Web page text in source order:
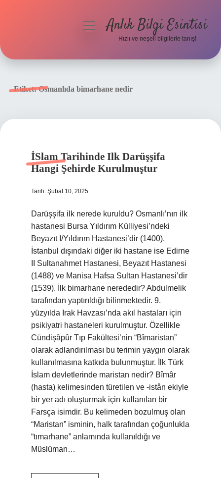
menüyüAnlık Bilgi Esintisi
Hızlı ve neşeli bilgilerle tanış!
Etiket:Osmanlıda bimarhane nedir
İSlam Tarihinde Ilk Darüşşifa
Hangi Şehirde Kurulmuştur
Tarih: Şubat 10, 2025
Darüşşifa ilk nerede kuruldu? Osmanlı’nın ilk
hastanesi Bursa Yıldırım Külliyesi’ndeki
Beyazıt I/Yıldırım Hastanesi’dir (1400).
İstanbul dışındaki diğer iki hastane ise Edirne
II Sultanahmet Hastanesi, Beyazıt Hastanesi
(1488) ve Manisa Hafsa Sultan Hastanesi’dir
(1539). İlk bimarhane nerededir? Abdulmelik
tarafından yaptırıldığı bilinmektedir. 9.
yüzyılda Irak Havzası’nda akıl hastaları için
psikiyatri hastaneleri kurulmuştur. Özellikle
Cündişâpûr Tıp Fakültesi’nin “Bîmaristan”
olarak adlandırılması bu terimin yaygın olarak
kullanılmasına katkıda bulunmuştur. İlk Türk
İslam devletlerinde maristan nedir? Bîmâr
(hasta) kelimesinden türetilen ve -istân ekiyle
bir yer adı oluşturmak için kullanılan bir
Farsça isimdir. Bu kelimeden bozulmuş olan
“Maristan” isminin, halk tarafından çoğunlukla
“tımarhane” anlamında kullanıldığı ve
Müslüman…